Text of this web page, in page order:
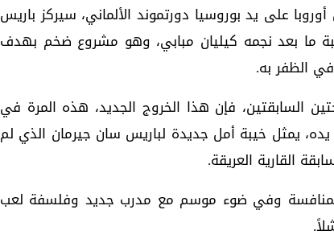
على يد بوروسيا دورتموند الألماني، سيركز باريس
ما بعد نجمه كيليان مبابي، وهو مشروع ضخم بهدف
الظفر به.
السابقتين، فإن هذا الخروج الجديد، هذه المرة في
يمثل خيبة أمل جديدة لباريس سان جيرمان الذي لم
القارية العريقة.
وفي ضوء موسم مع مدرب جديد وفلسفة لعب